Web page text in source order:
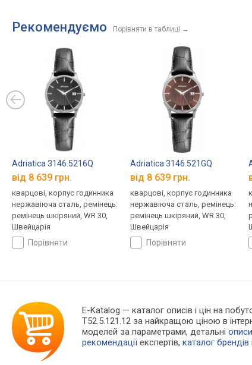
Рекомендуємо Порівняти в таблиці →
Adriatica 3146.5216Q
від 8 639 грн.
кварцові, корпус годинника
нержавіюча сталь, ремінець:
ремінець шкіряний, WR 30,
Швейцарія
порівняти
Adriatica 3146.521GQ
від 8 639 грн.
кварцові, корпус годинника
нержавіюча сталь, ремінець:
ремінець шкіряний, WR 30,
Швейцарія
порівняти
E-Katalog — каталог описів і цін на
T52.5.121.12 за найкращою ціною в
моделей за параметрами, детальні
рекомендації експертів,каталог брендів